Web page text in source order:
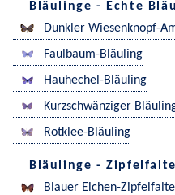
Bläulinge - Echte
Dunkler Wiesenknopf-
Faulbaum-Bläuling
Hauhechel-Bläuling
Kurzschwänziger
Rotklee-Bläuling
Bläulinge -
Blauer Eichen-